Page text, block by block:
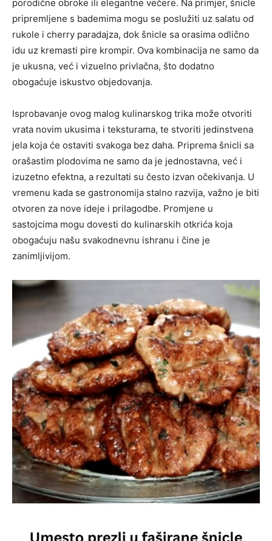
porodične obroke ili elegantne večere. Na primjer, šnicle
pripremljene s bademima mogu se poslužiti uz salatu od
rukole i cherry paradajza, dok šnicle sa orasima odlično
idu uz kremasti pire krompir. Ova kombinacija ne samo da
je ukusna, već i vizuelno privlačna, što dodatno
obogaćuje iskustvo objedovanja.
Isprobavanje ovog malog kulinarskog trika može otvoriti
vrata novim ukusima i teksturama, te stvoriti jedinstvena
jela koja će ostaviti svakoga bez daha. Priprema šnicli sa
orašastim plodovima ne samo da je jednostavna, već i
izuzetno efektna, a rezultati su često izvan očekivanja. U
vremenu kada se gastronomija stalno razvija, važno je biti
otvoren za nove ideje i prilagodbe. Promjene u
sastojcima mogu dovesti do kulinarskih otkrića koja
obogaćuju našu svakodnevnu ishranu i čine je
zanimljivijom.